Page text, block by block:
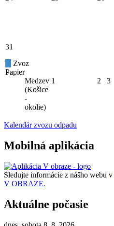
31
Zvoz
Papier
Medzev
(Košice
-
okolie)
1 2 3
Kalendár zvozu odpadu
Mobilná aplikácia
Sledujte informácie z nášho webu v
V OBRAZE.
Aktuálne počasie